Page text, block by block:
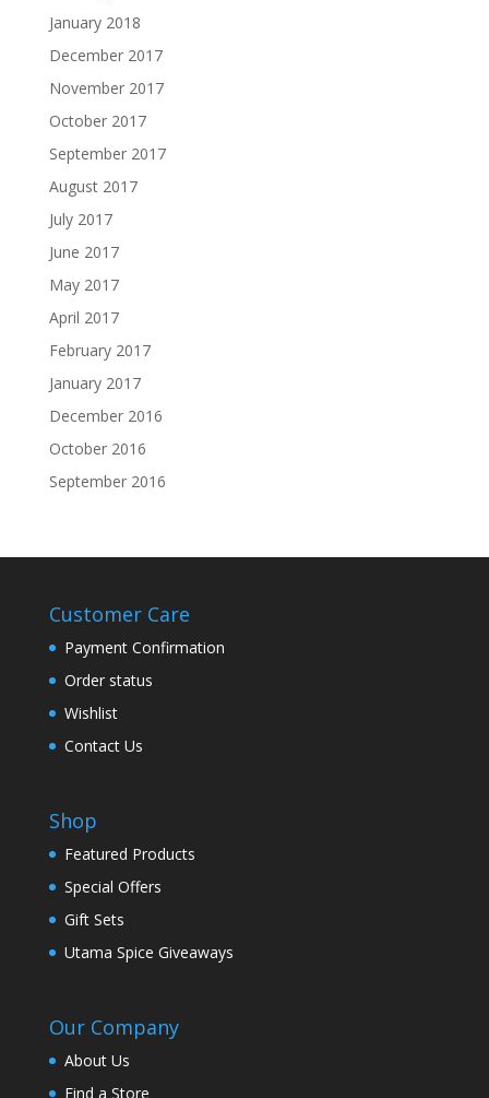
January 2018
December 2017
November 2017
October 2017
September 2017
August 2017
July 2017
June 2017
May 2017
April 2017
February 2017
January 2017
December 2016
October 2016
September 2016
Customer Care
Payment Confirmation
Order status
Wishlist
Contact Us
Shop
Featured Products
Special Offers
Gift Sets
Utama Spice Giveaways
Our Company
About Us
Find a Store